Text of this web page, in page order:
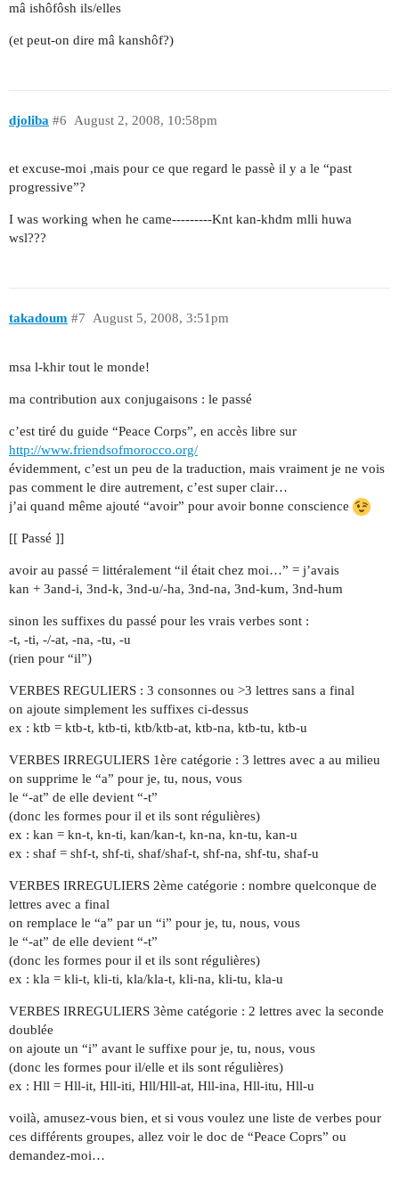
mâ ishôfôsh ils/elles
(et peut-on dire mâ kanshôf?)
djoliba August 2, 2008, 10:58pm
#6
et excuse-moi ,mais pour ce que regard le passè il y a le “past
progressive”?
I was working when he came---------Knt kan-khdm mlli huwa
wsl???
takadoum August 5, 2008, 3:51pm
#7
msa l-khir tout le monde!
ma contribution aux conjugaisons : le passé
c’est tiré du guide “Peace Corps”, en accès libre sur
http://www.friendsofmorocco.org/
évidemment, c’est un peu de la traduction, mais vraiment je ne vois
pas comment le dire autrement, c’est super clair…
j’ai quand même ajouté “avoir” pour avoir bonne conscience
[[ Passé ]]
avoir au passé = littéralement “il était chez moi…” = j’avais
kan + 3and-i, 3nd-k, 3nd-u/-ha, 3nd-na, 3nd-kum, 3nd-hum
sinon les suffixes du passé pour les vrais verbes sont :
-t, -ti, -/-at, -na, -tu, -u
(rien pour “il”)
VERBES REGULIERS : 3 consonnes ou >3 lettres sans a final
on ajoute simplement les suffixes ci-dessus
ex : ktb = ktb-t, ktb-ti, ktb/ktb-at, ktb-na, ktb-tu, ktb-u
VERBES IRREGULIERS 1ère catégorie : 3 lettres avec a au milieu
on supprime le “a” pour je, tu, nous, vous
le “-at” de elle devient “-t”
(donc les formes pour il et ils sont régulières)
ex : kan = kn-t, kn-ti, kan/kan-t, kn-na, kn-tu, kan-u
ex : shaf = shf-t, shf-ti, shaf/shaf-t, shf-na, shf-tu, shaf-u
VERBES IRREGULIERS 2ème catégorie : nombre quelconque de
lettres avec a final
on remplace le “a” par un “i” pour je, tu, nous, vous
le “-at” de elle devient “-t”
(donc les formes pour il et ils sont régulières)
ex : kla = kli-t, kli-ti, kla/kla-t, kli-na, kli-tu, kla-u
VERBES IRREGULIERS 3ème catégorie : 2 lettres avec la seconde
doublée
on ajoute un “i” avant le suffixe pour je, tu, nous, vous
(donc les formes pour il/elle et ils sont régulières)
ex : Hll = Hll-it, Hll-iti, Hll/Hll-at, Hll-ina, Hll-itu, Hll-u
voilà, amusez-vous bien, et si vous voulez une liste de verbes pour
ces différents groupes, allez voir le doc de “Peace Coprs” ou
demandez-moi…